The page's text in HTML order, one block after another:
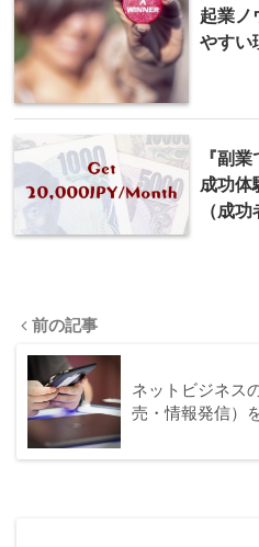
起業ノ
やすい
『副
成功体
（成
前の記事
ネットビジネス
売・情報発信）